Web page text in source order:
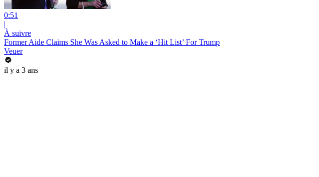
0:51
|
À suivre
Former Aide Claims She Was Asked to Make a ‘Hit List’ For Trump
Veuer
il y a 3 ans